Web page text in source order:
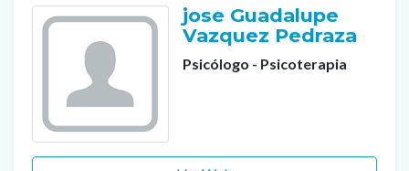
jose Guadalupe
Vazquez Pedraza
Psicólogo - Psicoterapia